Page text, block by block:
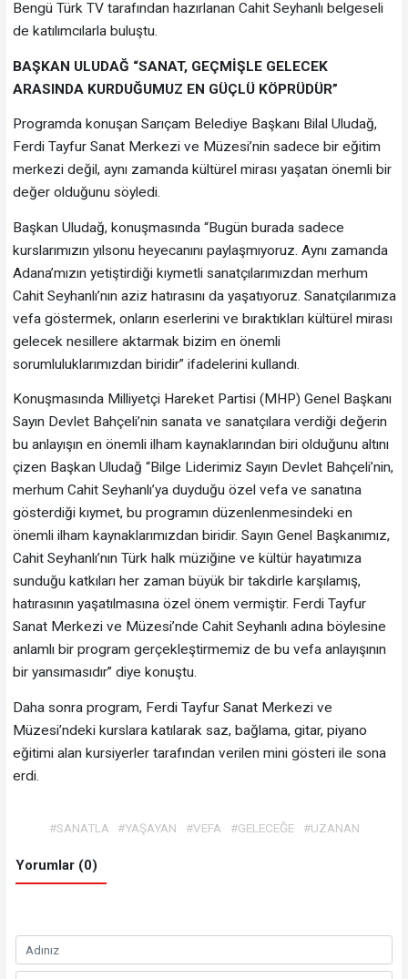
Bengü Türk TV tarafından hazırlanan Cahit Seyhanlı belgeseli
de katılımcılarla buluştu.
BAŞKAN ULUDAĞ “SANAT, GEÇMİŞLE GELECEK
ARASINDA KURDUĞUMUZ EN GÜÇLÜ KÖPRÜDÜR”
Programda konuşan Sarıçam Belediye Başkanı Bilal Uludağ,
Ferdi Tayfur Sanat Merkezi ve Müzesi’nin sadece bir eğitim
merkezi değil, aynı zamanda kültürel mirası yaşatan önemli bir
değer olduğunu söyledi.
Başkan Uludağ, konuşmasında “Bugün burada sadece
kurslarımızın yılsonu heyecanını paylaşmıyoruz. Aynı zamanda
Adana’mızın yetiştirdiği kıymetli sanatçılarımızdan merhum
Cahit Seyhanlı’nın aziz hatırasını da yaşatıyoruz. Sanatçılarımıza
vefa göstermek, onların eserlerini ve bıraktıkları kültürel mirası
gelecek nesillere aktarmak bizim en önemli
sorumluluklarımızdan biridir” ifadelerini kullandı.
Konuşmasında Milliyetçi Hareket Partisi (MHP) Genel Başkanı
Sayın Devlet Bahçeli’nin sanata ve sanatçılara verdiği değerin
bu anlayışın en önemli ilham kaynaklarından biri olduğunu altını
çizen Başkan Uludağ “Bilge Liderimiz Sayın Devlet Bahçeli’nin,
merhum Cahit Seyhanlı’ya duyduğu özel vefa ve sanatına
gösterdiği kıymet, bu programın düzenlenmesindeki en
önemli ilham kaynaklarımızdan biridir. Sayın Genel Başkanımız,
Cahit Seyhanlı’nın Türk halk müziğine ve kültür hayatımıza
sunduğu katkıları her zaman büyük bir takdirle karşılamış,
hatırasının yaşatılmasına özel önem vermiştir. Ferdi Tayfur
Sanat Merkezi ve Müzesi’nde Cahit Seyhanlı adına böylesine
anlamlı bir program gerçekleştirmemiz de bu vefa anlayışının
bir yansımasıdır” diye konuştu.
Daha sonra program, Ferdi Tayfur Sanat Merkezi ve
Müzesi’ndeki kurslara katılarak saz, bağlama, gitar, piyano
eğitimi alan kursiyerler tarafından verilen mini gösteri ile sona
erdi.
#SANATLA #YAŞAYAN #VEFA #GELECEĞE #UZANAN
Yorumlar (0)